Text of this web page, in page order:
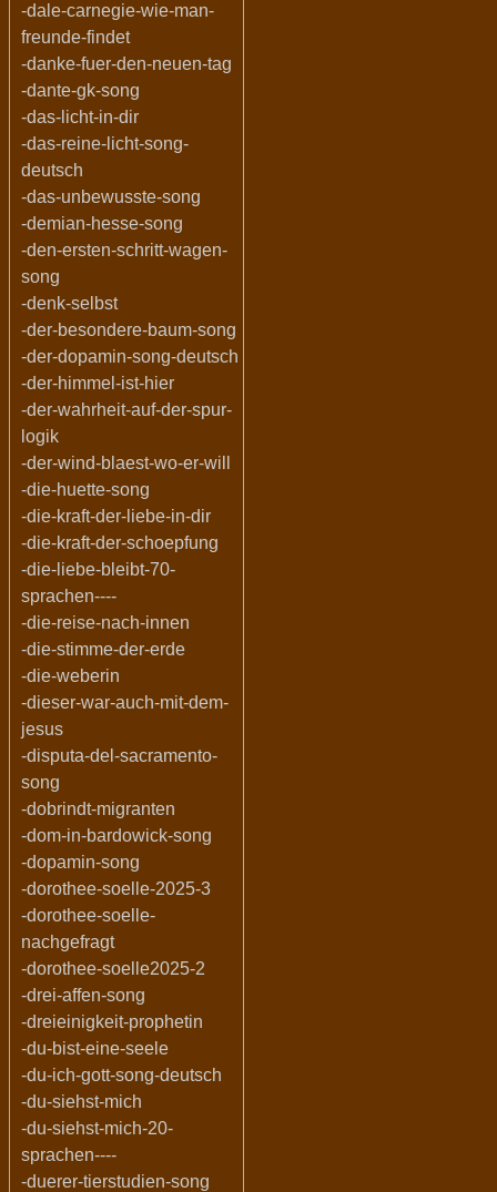
-dale-carnegie-wie-man-
freunde-findet
-danke-fuer-den-neuen-tag
-dante-gk-song
-das-licht-in-dir
-das-reine-licht-song-
deutsch
-das-unbewusste-song
-demian-hesse-song
-den-ersten-schritt-wagen-
song
-denk-selbst
-der-besondere-baum-song
-der-dopamin-song-deutsch
-der-himmel-ist-hier
-der-wahrheit-auf-der-spur-
logik
-der-wind-blaest-wo-er-will
-die-huette-song
-die-kraft-der-liebe-in-dir
-die-kraft-der-schoepfung
-die-liebe-bleibt-70-
sprachen----
-die-reise-nach-innen
-die-stimme-der-erde
-die-weberin
-dieser-war-auch-mit-dem-
jesus
-disputa-del-sacramento-
song
-dobrindt-migranten
-dom-in-bardowick-song
-dopamin-song
-dorothee-soelle-2025-3
-dorothee-soelle-
nachgefragt
-dorothee-soelle2025-2
-drei-affen-song
-dreieinigkeit-prophetin
-du-bist-eine-seele
-du-ich-gott-song-deutsch
-du-siehst-mich
-du-siehst-mich-20-
sprachen----
-duerer-tierstudien-song